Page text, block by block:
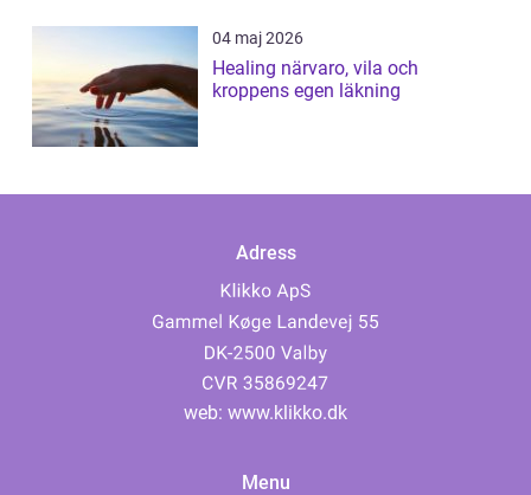
04 maj 2026
Healing närvaro, vila och
kroppens egen läkning
Adress
web: www.klikko.dk
Menu